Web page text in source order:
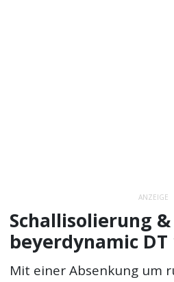
ANZEIGE
Schallisolierung
beyerdynamic DT
Mit einer Absenkung um